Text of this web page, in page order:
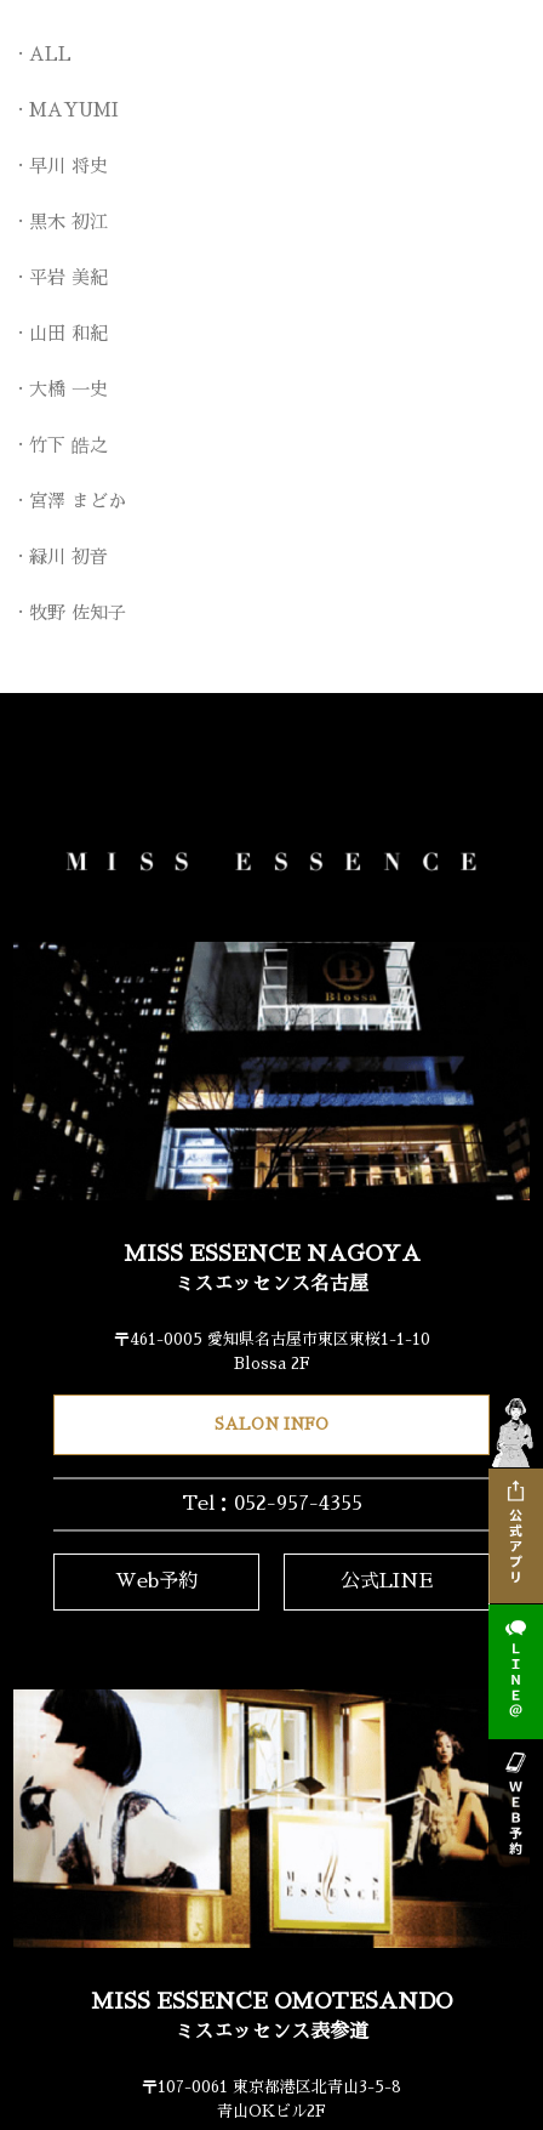
ALL
MAYUMI
早川 将史
黒木 初江
平岩 美紀
山田 和紀
大橋 一史
竹下 皓之
宮澤 まどか
緑川 初音
牧野 佐知子
MISS ESSENCE NAGOYA
ミスエッセンス名古屋
〒461-0005 愛知県名古屋市東区東桜1-1-10
Blossa 2F
SALON INFO
Tel：052-957-4355
Web予約 公式LINE
MISS ESSENCE OMOTESANDO
ミスエッセンス表参道
〒107-0061 東京都港区北青山3-5-8
青山OKビル2F